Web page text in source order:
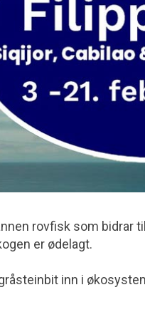
rovfisk som bidrar
er ødelagt.
inn i